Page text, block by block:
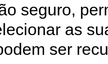
seguro,
as
ser